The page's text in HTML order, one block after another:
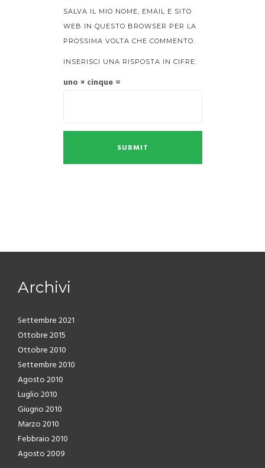
SALVA IL MIO NOME, EMAIL E SITO
WEB IN QUESTO BROWSER PER LA
PROSSIMA VOLTA CHE COMMENTO.
INSERISCI UNA RISPOSTA IN CIFRE:
uno × cinque =
Archivi
Settembre 2021
Ottobre 2015
Ottobre 2010
Settembre 2010
Agosto 2010
Luglio 2010
Giugno 2010
Marzo 2010
Febbraio 2010
Agosto 2009